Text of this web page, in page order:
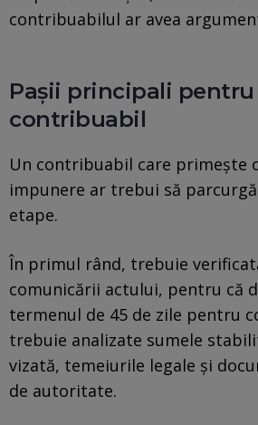
contribuabilul ar avea
Pașii principali pentru
contribuabil
Un contribuabil care primește
impunere ar trebui să
etape.
În primul rând, trebuie
comunicării actului, pentru că
termenul de 45 de zile pentru
trebuie analizate sumele
vizată, temeiurile legale și
de autoritate.